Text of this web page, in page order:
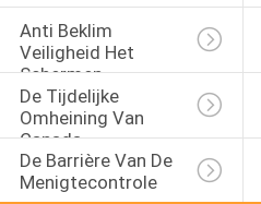
Anti Beklim
Veiligheid Het
Schermen
De Tijdelijke
Omheining Van
Canada
De Barrière Van De
Menigtecontrole